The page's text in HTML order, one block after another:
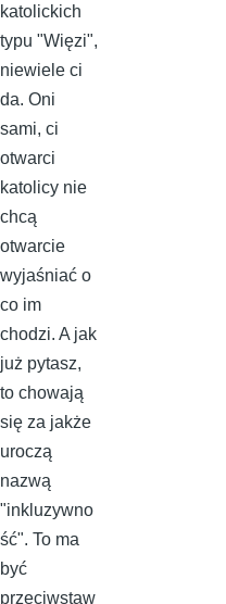
katolickich
typu "Więzi",
niewiele ci
da. Oni
sami, ci
otwarci
katolicy nie
chcą
otwarcie
wyjaśniać o
co im
chodzi. A jak
już pytasz,
to chowają
się za jakże
uroczą
nazwą
"inkluzywno
ść". To ma
być
przeciwstaw